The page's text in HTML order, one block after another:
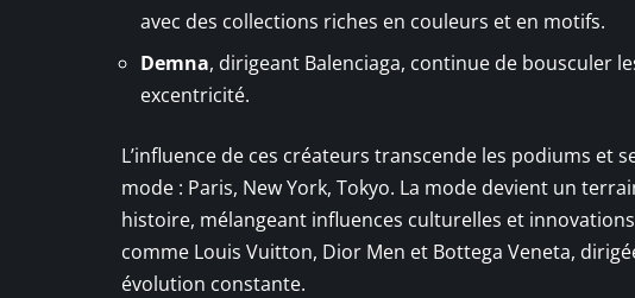
avec des collections riches en couleurs et en motifs.
Demna, dirigeant Balenciaga, continue de bousculer
excentricité.
L’influence de ces créateurs transcende les podiums et
mode : Paris, New York, Tokyo. La mode devient un
histoire, mélangeant influences culturelles et
comme Louis Vuitton, Dior Men et Bottega Veneta,
évolution constante.